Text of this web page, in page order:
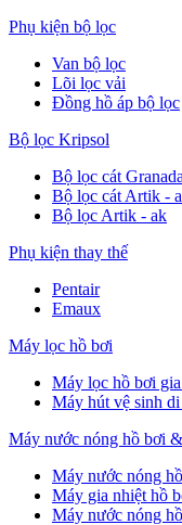
Phụ kiện bộ lọc
Van bộ lọc
Lõi lọc vải
Đồng hồ áp bộ lọc
Bộ lọc Kripsol
Bộ lọc cát Granada
Bộ lọc cát Artik -
Bộ lọc Artik - ak
Phụ kiện thay thế
Pentair
Emaux
Máy lọc hồ bơi
Máy lọc hồ bơi
Máy hút vệ sinh
Máy nước nóng hồ bơi
Máy nước nóng
Máy gia nhiệt hồ
Máy nước nóng